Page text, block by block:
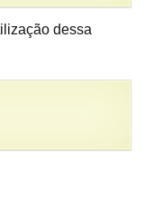
dessa